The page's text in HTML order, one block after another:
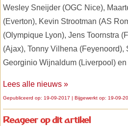
Wesley Sneijder (OGC Nice),
(Everton), Kevin Strootman (AS
(Olympique Lyon), Jens Toornstra
(Ajax), Tonny Vilhena (Feyenoord),
Georginio Wijnaldum (Liverpool)
Lees alle nieuws »
Gepubliceerd op: 19-09-2017 | Bijgewerkt op: 19-09-
Reageer op dit artikel